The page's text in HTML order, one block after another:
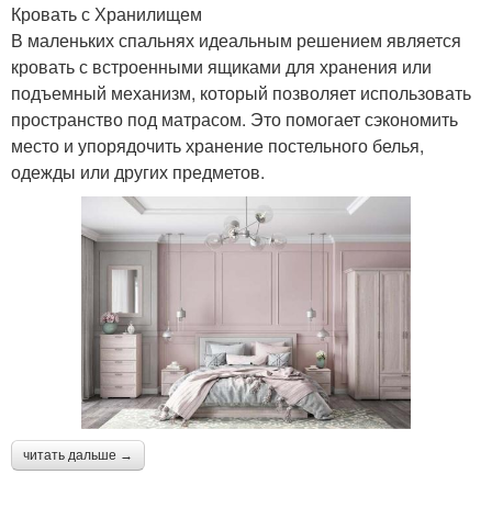
Кровать с Хранилищем
В маленьких спальнях идеальным решением является
кровать с встроенными ящиками для хранения или
подъемный механизм, который позволяет использовать
пространство под матрасом. Это помогает сэкономить
место и упорядочить хранение постельного белья,
одежды или других предметов.
читать дальше →